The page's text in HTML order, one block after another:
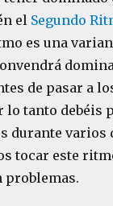
el Segundo
es una
de pasar a
lo tanto debéis
durante varios
tocar este
problemas.